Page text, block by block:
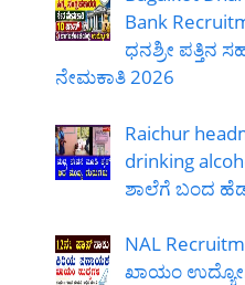
Bank
ಧನಶ್ರೀ ಪತ್ತಿನ
ನೇಮಕಾತಿ 2026
Raichur
drinking
ಶಾಲೆಗೆ ಬಂದ
NAL
ಖಾಯಂ